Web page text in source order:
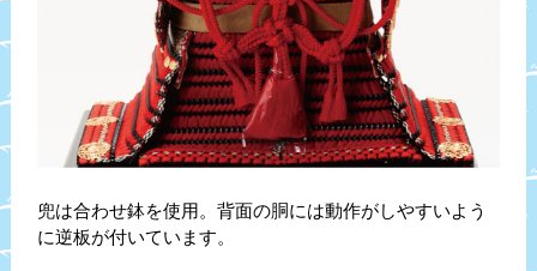
兜は合わせ鉢を使用。背面の胴には動作がしやすいよう
に逆板が付いています。